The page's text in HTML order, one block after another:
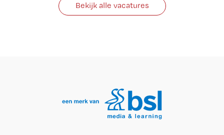
Bekijk alle vacatures